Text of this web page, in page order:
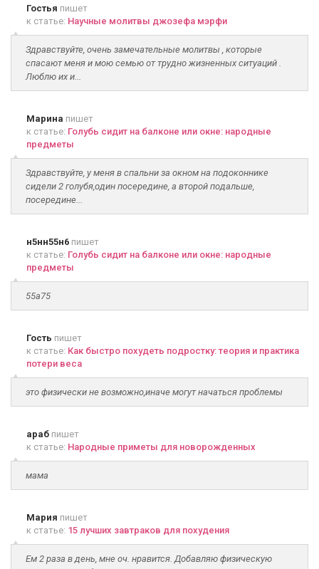
Гостья пишет
к статье: Научные молитвы джозефа мэрфи
Здравствуйте, очень замечательные молитвы , которые
спасают меня и мою семью от трудно жизненных ситуаций .
Люблю их и...
Марина пишет
к статье: Голубь сидит на балконе или окне: народные
предметы
Здравствуйте, у меня в спальни за окном на подоконнике
сидели 2 голубя,один посередине, а второй подальше,
посередине...
н5нн55н6 пишет
к статье: Голубь сидит на балконе или окне: народные
предметы
55а75
Гость пишет
к статье: Как быстро похудеть подростку: теория и практика
потери веса
это физически не возможно,иначе могут начаться проблемы
араб пишет
к статье: Народные приметы для новорожденных
мама
Мария пишет
к статье: 15 лучших завтраков для похудения
Ем 2 раза в день, мне оч. нравится. Добавляю физическую